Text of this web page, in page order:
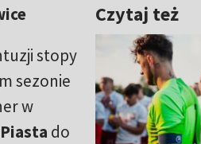
Czytaj też
stopy
sezonie
w
Piasta do